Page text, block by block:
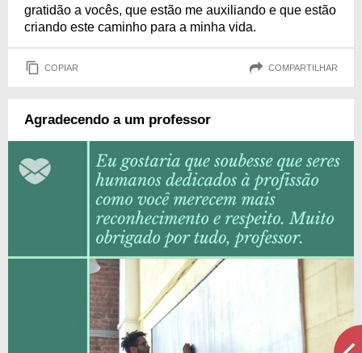
gratidão a vocês, que estão me auxiliando e que estão
criando este caminho para a minha vida.
COPIAR COMPARTILHAR
Agradecendo a um professor